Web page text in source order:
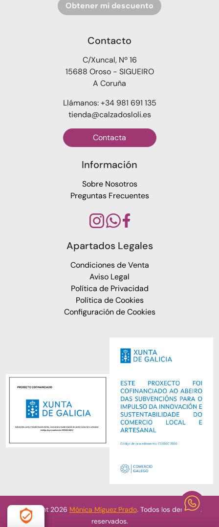
Obtener mi descuento
Contacto
C/Xuncal, Nº 16
15688 Oroso - SIGUEIRO
A Coruña
Llámanos: +34 981 691 135
tienda@calzadosloli.es
Contacta
Información
Sobre Nosotros
Preguntas Frecuentes
Apartados Legales
Condiciones de Venta
Aviso Legal
Política de Privacidad
Política de Cookies
Configuración de Cookies
Copyright 2026 Mónica Míguez Prado. Todos los derechos
reservados.